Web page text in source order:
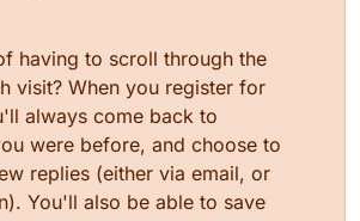
having to scroll through the
visit? When you register for
always come back to
were before, and choose to
replies (either via email, or
You'll also be able to save